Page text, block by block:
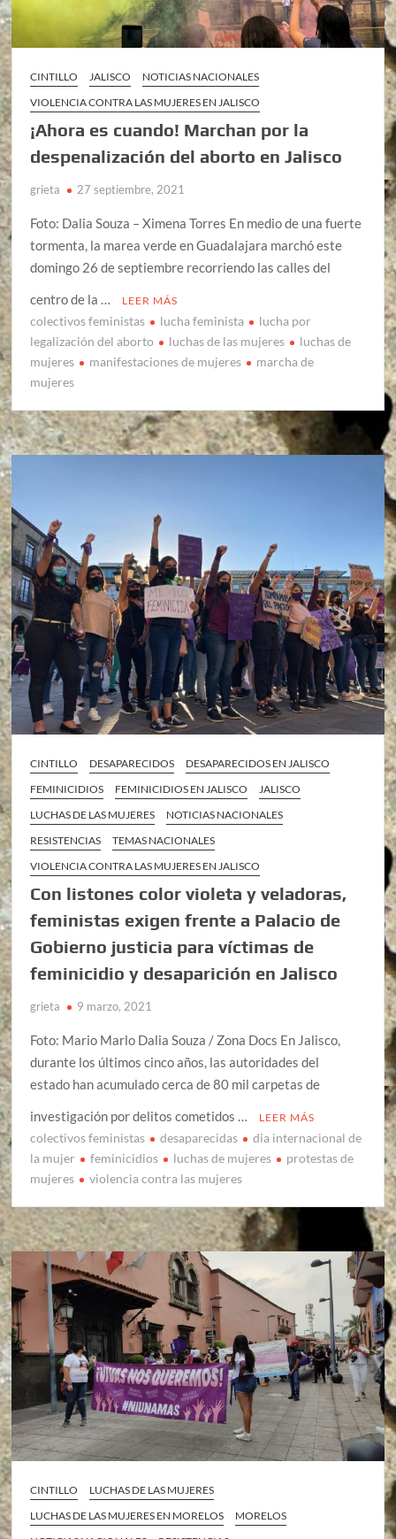
CINTILLO JALISCO
NOTICIAS NACIONALES
VIOLENCIA CONTRA LAS MUJERES EN JALISCO
¡Ahora es cuando! Marchan por la
despenalización del aborto en Jalisco
grieta 27 septiembre, 2021
Foto: Dalia Souza – Ximena Torres En medio de una fuerte
tormenta, la marea verde en Guadalajara marchó este
domingo 26 de septiembre recorriendo las calles del
centro de la …
LEER MÁS
colectivos feministas lucha feminista
lucha por
legalización del aborto
luchas de las mujeres
luchas de
mujeres
manifestaciones de mujeres
marcha de
mujeres
CINTILLO DESAPARECIDOS
DESAPARECIDOS EN JALISCO
FEMINICIDIOS
FEMINICIDIOS EN JALISCO
JALISCO
LUCHAS DE LAS MUJERES
NOTICIAS NACIONALES
RESISTENCIAS
TEMAS NACIONALES
VIOLENCIA CONTRA LAS MUJERES EN JALISCO
Con listones color violeta y veladoras,
feministas exigen frente a Palacio de
Gobierno justicia para víctimas de
feminicidio y desaparición en Jalisco
grieta 9 marzo, 2021
Foto: Mario Marlo Dalia Souza / Zona Docs En Jalisco,
durante los últimos cinco años, las autoridades del
estado han acumulado cerca de 80 mil carpetas de
investigación por delitos cometidos …
LEER MÁS
colectivos feministas desaparecidas
dia internacional de
la mujer
feminicidios luchas de mujeres
protestas de
mujeres
violencia contra las mujeres
CINTILLO
LUCHAS DE LAS MUJERES
LUCHAS DE LAS MUJERES EN MORELOS
MORELOS